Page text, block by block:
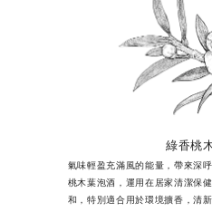
綠香桃
氣味輕盈充滿風的能量，帶來深
桃木葉泡酒，運用在居家清潔保
和，特別適合用於環境擴香，清